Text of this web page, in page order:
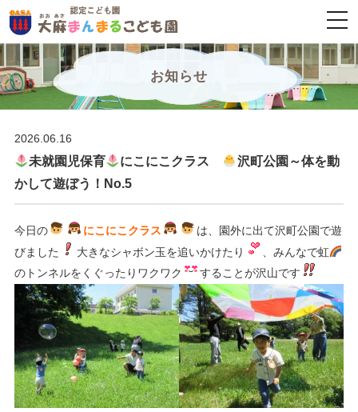
お知らせ
2026.06.16
未就園児保育 にこにこクラス
沢町公園～体を動
かして遊ぼう！No.5
今日の にこにこクラス
は、園外に出て沢町公園で遊
びました
大きなシャボン玉を追いかけたり
、みんなで虹
のトンネルをくぐったりワクワク
することが沢山です